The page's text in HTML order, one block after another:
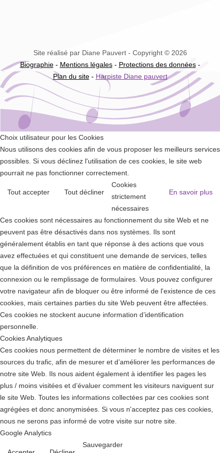
Site réalisé par Diane Pauvert - Copyright © 2026
Biographie- Mentions légales- Protections des données-
Plan du site- Harpiste Diane pauvert
Choix utilisateur pour les Cookies
Nous utilisons des cookies afin de vous proposer les meilleurs services
possibles. Si vous déclinez l'utilisation de ces cookies, le site web
pourrait ne pas fonctionner correctement.
Tout accepter Tout décliner En savoir plus
Cookies
strictement
nécessaires
Ces cookies sont nécessaires au fonctionnement du site Web et ne
peuvent pas être désactivés dans nos systèmes. Ils sont
généralement établis en tant que réponse à des actions que vous
avez effectuées et qui constituent une demande de services, telles
que la définition de vos préférences en matière de confidentialité, la
connexion ou le remplissage de formulaires. Vous pouvez configurer
votre navigateur afin de bloquer ou être informé de l'existence de ces
cookies, mais certaines parties du site Web peuvent être affectées.
Ces cookies ne stockent aucune information d’identification
personnelle.
Cookies Analytiques
Ces cookies nous permettent de déterminer le nombre de visites et les
sources du trafic, afin de mesurer et d’améliorer les performances de
notre site Web. Ils nous aident également à identifier les pages les
plus / moins visitées et d’évaluer comment les visiteurs naviguent sur
le site Web. Toutes les informations collectées par ces cookies sont
agrégées et donc anonymisées. Si vous n'acceptez pas ces cookies,
nous ne serons pas informé de votre visite sur notre site.
Google Analytics
Sauvegarder